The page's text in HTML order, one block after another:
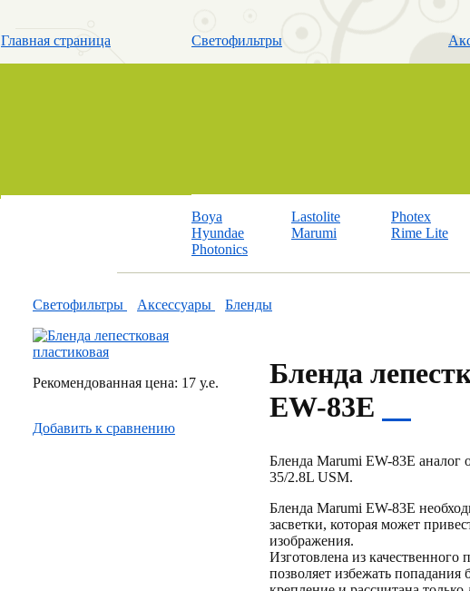
Главная страница Светофильтры
Boya
Hyundae
Photonics
Lastolite
Marumi
Photex
Rime Lite
Светофильтры Аксессуары Бленды
Рекомендованная цена: 17 у.е.
Добавить к cравнению
Бленда
EW-83E
Бленда Marumi EW-83E аналог
35/2.8L USM.
Бленда Marumi EW-83E
засветки, которая может
изображения.
Изготовлена из качественного
позволяет избежать